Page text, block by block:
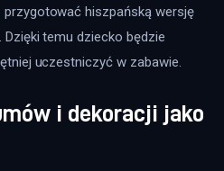
hiszpańską wersję
temu dziecko będzie
uczestniczyć w zabawie.
i dekoracji jako